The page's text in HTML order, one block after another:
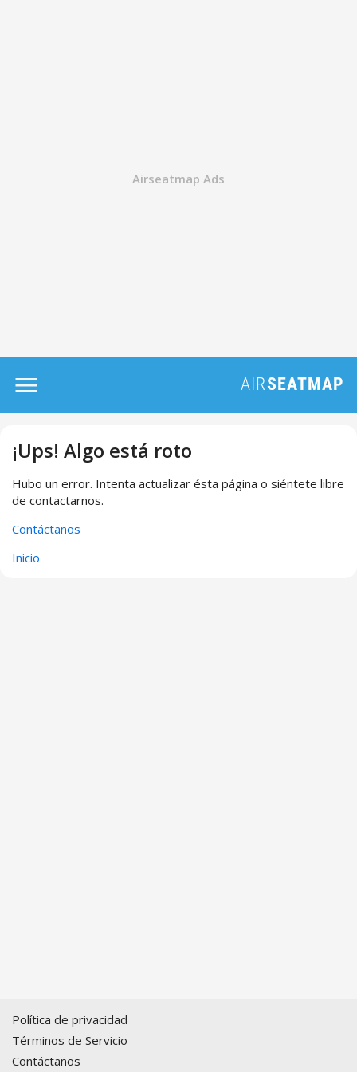
¡Ups! Algo está roto
Hubo un error. Intenta actualizar ésta página o siéntete libre
de contactarnos.
Contáctanos
Inicio
Política de privacidad
Términos de Servicio
Contáctanos